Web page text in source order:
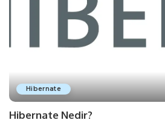
Hibernate
Hibernate Nedir?